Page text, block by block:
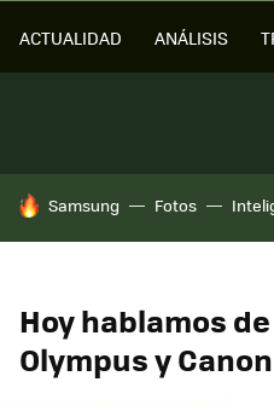
ACTUALIDAD ANÁLISIS
HOY SE HABLA DE
Samsung Fotos
Hoy hablamos
Olympus y Canon